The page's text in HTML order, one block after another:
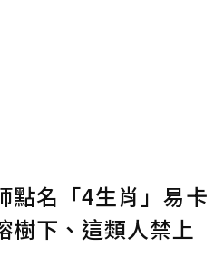
點名「4生肖」易卡
樹下、這類人禁上